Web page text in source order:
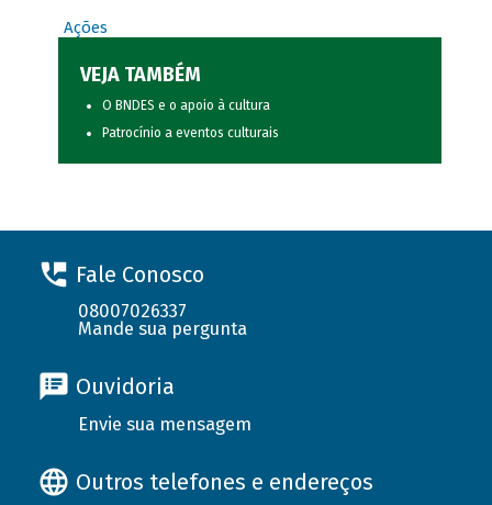
Ações
VEJA TAMBÉM
O BNDES e o apoio à cultura
Patrocínio a eventos culturais
Fale Conosco
08007026337
Mande sua pergunta
Ouvidoria
Envie sua mensagem
Outros telefones e endereços